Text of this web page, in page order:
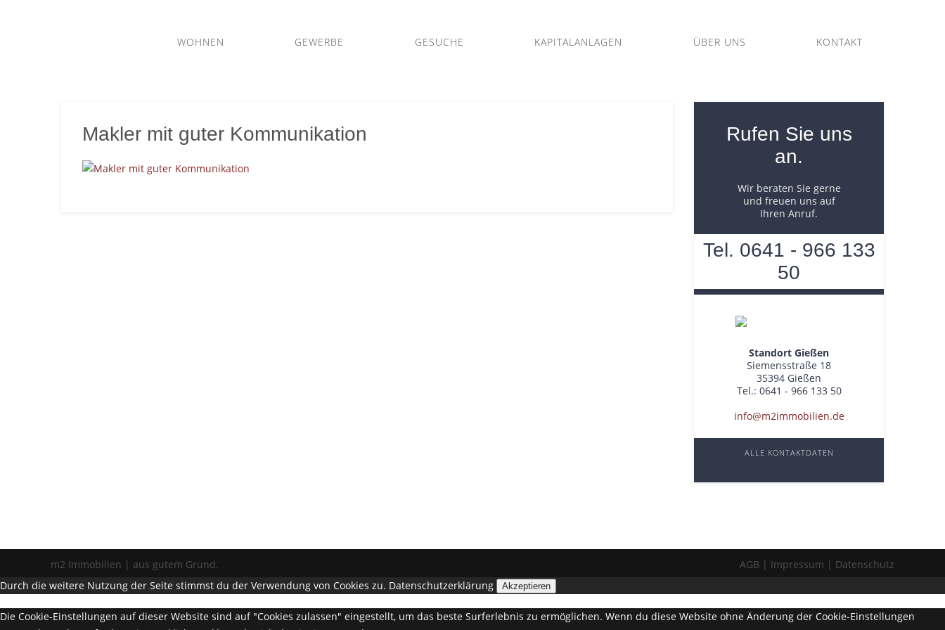
Immobilien
– Ihr
Immobilienmakler
WOHNEN GEWERBE GESUCHE KAPITALANLAGEN ÜBER UNS KONTAKT
Makler mit guter Kommunikation
Rufen Sie uns
an.
Wir beraten Sie gerne
und freuen uns auf
Ihren Anruf.
Tel. 0641 - 966 133
50
Standort Gießen
Siemensstraße 18
35394 Gießen
Tel.: 0641 - 966 133 50
info@m2immobilien.de
ALLE KONTAKTDATEN
m2 Immobilien | aus gutem Grund. AGB Impressum
Datenschutz
Durch die weitere Nutzung der Seite stimmst du der Verwendung von Cookies zu. Datenschutzerklärung Akzeptieren
Die Cookie-Einstellungen auf dieser Website sind auf "Cookies zulassen" eingestellt, um das beste Surferlebnis zu ermöglichen. Wenn du diese Website ohne Änderung der Cookie-Einstellungen